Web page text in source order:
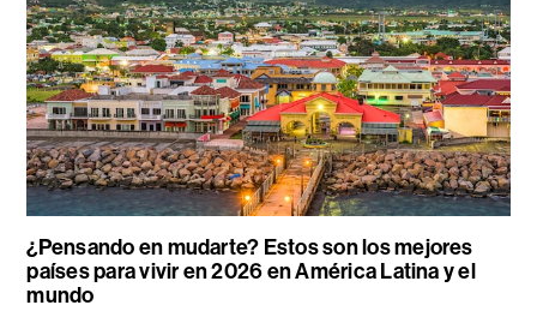
¿Pensando en mudarte? Estos son los mejores
países para vivir en 2026 en América Latina y el
mundo